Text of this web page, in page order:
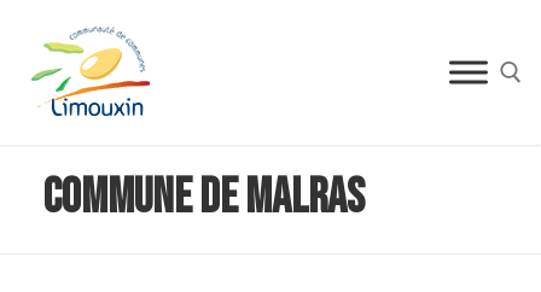
Commune de Malras